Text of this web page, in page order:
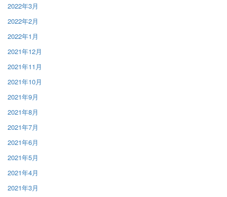
2022年3月
2022年2月
2022年1月
2021年12月
2021年11月
2021年10月
2021年9月
2021年8月
2021年7月
2021年6月
2021年5月
2021年4月
2021年3月